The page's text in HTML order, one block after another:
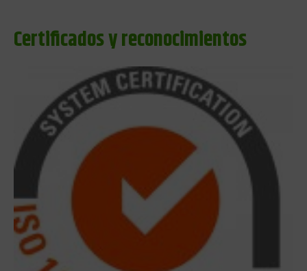
Certificados y reconocimientos